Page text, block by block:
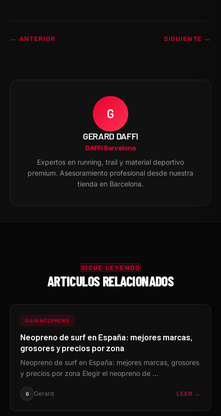
← ANTERIOR SIGUIENTE →
G
GERARD DAFFI
DAFFI Barcelona
Expertos en running, trail y material deportivo
premium. Asesoramiento profesional desde nuestra
tienda en Barcelona.
SIGUE LEYENDO
ARTICULOS RELACIONADOS
GUIA NEOPRENO
Neopreno de surf en España: mejores marcas,
grosores y precios por zona
Neopreno de surf en España: mejores marcas, grosores
y precios por zona Elegir el neopreno de ...
G Gerard LEER →